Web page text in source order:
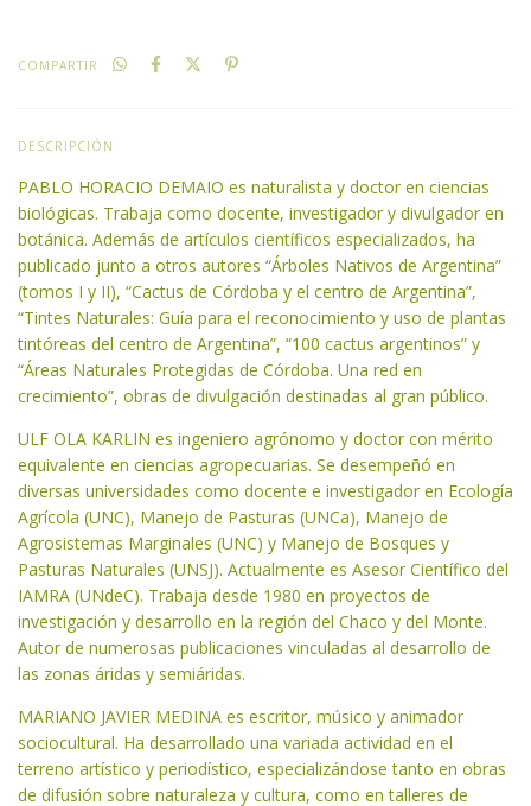
COMPARTIR
DESCRIPCIÓN
PABLO HORACIO DEMAIO es naturalista y doctor en ciencias
biológicas. Trabaja como docente, investigador y divulgador en
botánica. Además de artículos científicos especializados, ha
publicado junto a otros autores “Árboles Nativos de Argentina”
(tomos I y II), “Cactus de Córdoba y el centro de Argentina”,
“Tintes Naturales: Guía para el reconocimiento y uso de plantas
tintóreas del centro de Argentina”, “100 cactus argentinos” y
“Áreas Naturales Protegidas de Córdoba. Una red en
crecimiento”, obras de divulgación destinadas al gran público.
ULF OLA KARLIN es ingeniero agrónomo y doctor con mérito
equivalente en ciencias agropecuarias. Se desempeñó en
diversas universidades como docente e investigador en Ecología
Agrícola (UNC), Manejo de Pasturas (UNCa), Manejo de
Agrosistemas Marginales (UNC) y Manejo de Bosques y
Pasturas Naturales (UNSJ). Actualmente es Asesor Científico del
IAMRA (UNdeC). Trabaja desde 1980 en proyectos de
investigación y desarrollo en la región del Chaco y del Monte.
Autor de numerosas publicaciones vinculadas al desarrollo de
las zonas áridas y semiáridas.
MARIANO JAVIER MEDINA es escritor, músico y animador
sociocultural. Ha desarrollado una variada actividad en el
terreno artístico y periodístico, especializándose tanto en obras
de difusión sobre naturaleza y cultura, como en talleres de